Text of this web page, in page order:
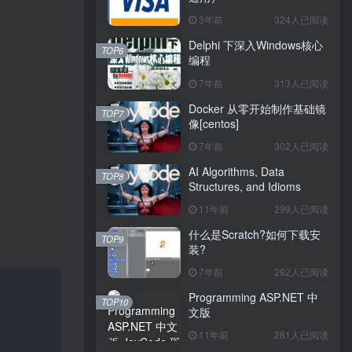
3年前 324人已阅读
Delphi 下深入Windows核心
编程
7年前 313人已阅读
TOP6
Docker 从零开始制作基础镜
像[centos]
7年前 302人已阅读
TOP7
AI Algorithms, Data
Structures, and Idioms
11年前 299人已阅读
TOP8
什么是Scratch?如何下载安
装?
7年前 282人已阅读
TOP9
Programming ASP.NET 中
文版
11年前 281人已阅读
TOP10